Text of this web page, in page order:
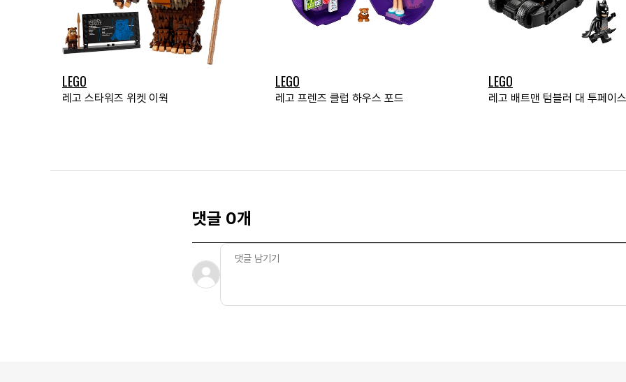
LEGO
레고 스타워즈 위켓 이웍
LEGO
레고 프렌즈 클럽 하우스 포드
LEGO
레고 배트맨 텀블러 대 투페이
댓글 0개